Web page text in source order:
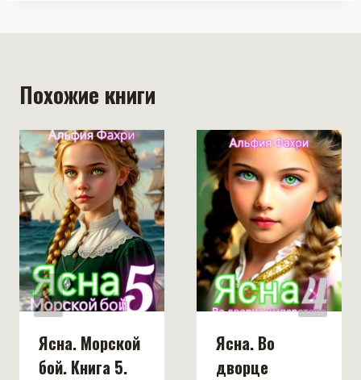
Похожие книги
Ясна. Морской
бой. Книга 5.
Ясна. Во
дворце